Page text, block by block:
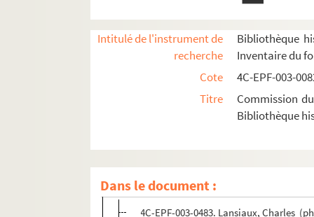
Intitulé de l'instrument de
recherche
Bibliothèque
Inventaire du
Cote
4C-EPF-003-
Titre
Commission
Bibliothèque
Dans le document :
Dossier n° 2
Dossier n° 3
4C-EPF-003-0483. Lansiaux, Charles